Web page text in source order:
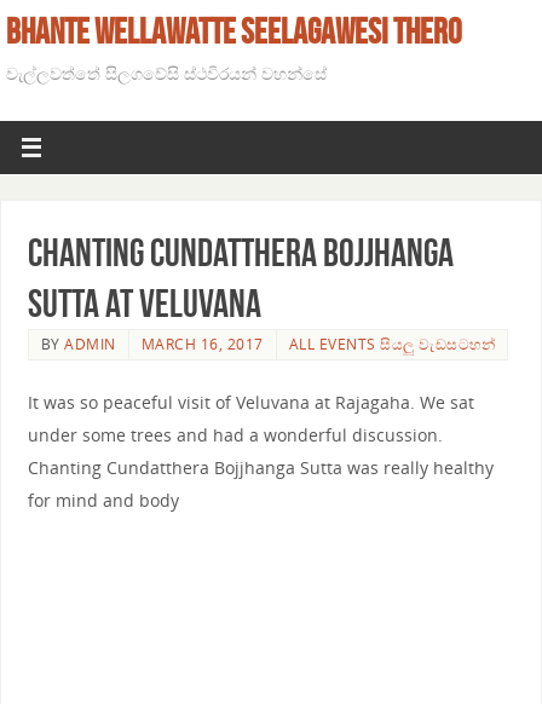
BHANTE WELLAWATTE SEELAGAWESI THERO
වැල්ලවත්තේ සිලගවේසි ස්ථවිරයන් වහන්සේ
Chanting Cundatthera Bojjhanga
Sutta at Veluvana
BYADMIN MARCH 16, 2017 ALL EVENTS සියලු වැඩසටහන්
It was so peaceful visit of Veluvana at Rajagaha. We sat
under some trees and had a wonderful discussion.
Chanting Cundatthera Bojjhanga Sutta was really healthy
for mind and body